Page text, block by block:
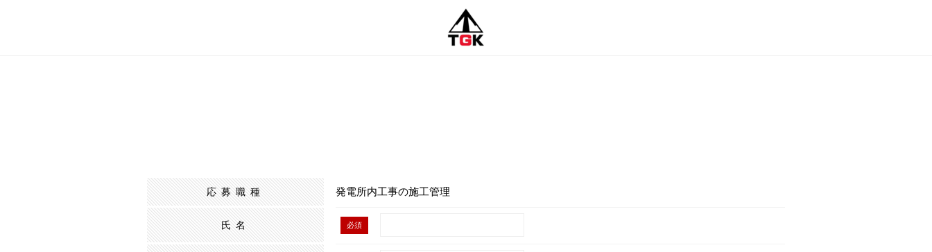
応募職種 発電所内工事の施工管理
氏名 必須